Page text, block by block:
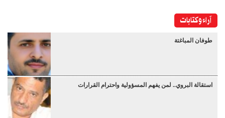
آراء وكتابات
طوفان المباغتة
استقالة البروي.. لمن يفهم المسؤولية واحترام القرارات